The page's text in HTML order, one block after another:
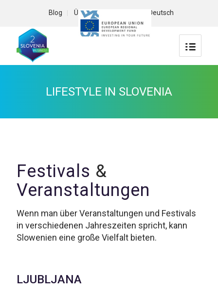
Blog Über uns Deutsch
LIFESTYLE IN SLOVENIA
Festivals &
Veranstaltungen
Wenn man über Veranstaltungen und Festivals
in verschiedenen Jahreszeiten spricht, kann
Slowenien eine große Vielfalt bieten.
LJUBLJANA